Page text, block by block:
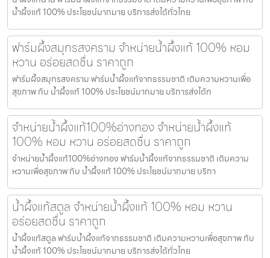
น้ำผึ้งแท้ 100% ประโยชน์มากมาย บริการส่งได้ทั่วไทย
ฟาร์มผึ้งสมุทรสงคราม จำหน่ายน้ำผึ้งแท้ 100% หอม
หวาน อร่อยสดชื่น ราคาถูก
ฟาร์มผึ้งสมุทรสงคราม ฟาร์มน้ำผึ้งแท้จากธรรมชาติ เติมความหวานเพื่อ
สุขภาพ กับ น้ำผึ้งแท้ 100% ประโยชน์มากมาย บริการส่งได้ท
จำหน่ายน้ำผึ้งแท้100%อ่างทอง จำหน่ายน้ำผึ้งแท้
100% หอม หวาน อร่อยสดชื่น ราคาถูก
จำหน่ายน้ำผึ้งแท้100%อ่างทอง ฟาร์มน้ำผึ้งแท้จากธรรมชาติ เติมความ
หวานเพื่อสุขภาพ กับ น้ำผึ้งแท้ 100% ประโยชน์มากมาย บริกา
น้ำผึ้งแท้สตูล จำหน่ายน้ำผึ้งแท้ 100% หอม หวาน
อร่อยสดชื่น ราคาถูก
น้ำผึ้งแท้สตูล ฟาร์มน้ำผึ้งแท้จากธรรมชาติ เติมความหวานเพื่อสุขภาพ กับ
น้ำผึ้งแท้ 100% ประโยชน์มากมาย บริการส่งได้ทั่วไทย